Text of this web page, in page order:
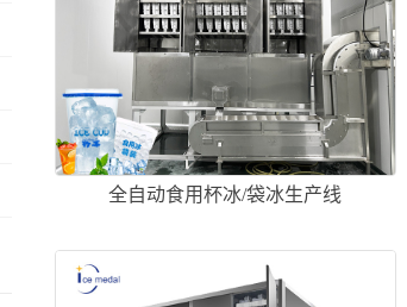
全自动食用杯冰/袋冰生产线